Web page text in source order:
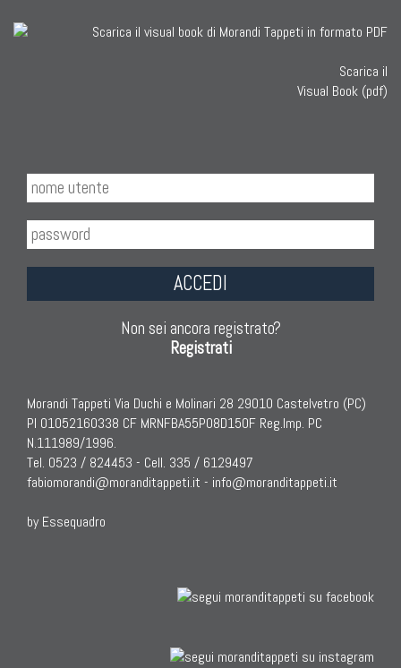
Tappeti Turchi Vecchi E Nuovi
Scarica il
Visual Book (pdf)
ACCEDI
Non sei ancora registrato?
Registrati
Morandi Tappeti Via Duchi e Molinari 28 29010 Castelvetro (PC)
PI 01052160338 CF MRNFBA55P08D150F Reg.Imp. PC
N.111989/1996.
Tel. 0523 / 824453 - Cell. 335 / 6129497
fabiomorandi@moranditappeti.it - info@moranditappeti.it
by Essequadro